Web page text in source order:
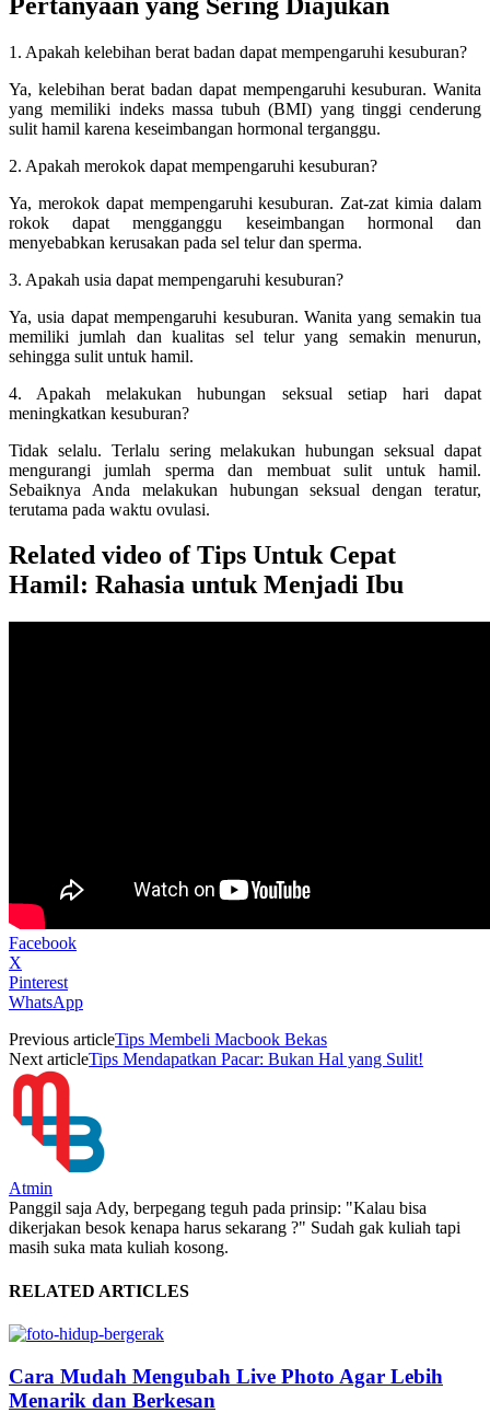
1. Apakah kelebihan berat badan dapat mempengaruhi kesuburan?
Ya, kelebihan berat badan dapat mempengaruhi kesuburan. Wanita
yang memiliki indeks massa tubuh (BMI) yang tinggi cenderung
sulit hamil karena keseimbangan hormonal terganggu.
2. Apakah merokok dapat mempengaruhi kesuburan?
Ya, merokok dapat mempengaruhi kesuburan. Zat-zat kimia dalam
rokok dapat mengganggu keseimbangan hormonal dan
menyebabkan kerusakan pada sel telur dan sperma.
3. Apakah usia dapat mempengaruhi kesuburan?
Ya, usia dapat mempengaruhi kesuburan. Wanita yang semakin tua
memiliki jumlah dan kualitas sel telur yang semakin menurun,
sehingga sulit untuk hamil.
4. Apakah melakukan hubungan seksual setiap hari dapat
meningkatkan kesuburan?
Tidak selalu. Terlalu sering melakukan hubungan seksual dapat
mengurangi jumlah sperma dan membuat sulit untuk hamil.
Sebaiknya Anda melakukan hubungan seksual dengan teratur,
terutama pada waktu ovulasi.
Related video of Tips Untuk Cepat
Hamil: Rahasia untuk Menjadi Ibu
Facebook
X
Pinterest
WhatsApp
Previous articleTips Membeli Macbook Bekas
Next articleTips Mendapatkan Pacar: Bukan Hal yang Sulit!
Atmin
Panggil saja Ady, berpegang teguh pada prinsip: "Kalau bisa
dikerjakan besok kenapa harus sekarang ?" Sudah gak kuliah tapi
masih suka mata kuliah kosong.
RELATED ARTICLES
Cara Mudah Mengubah Live Photo Agar Lebih
Menarik dan Berkesan